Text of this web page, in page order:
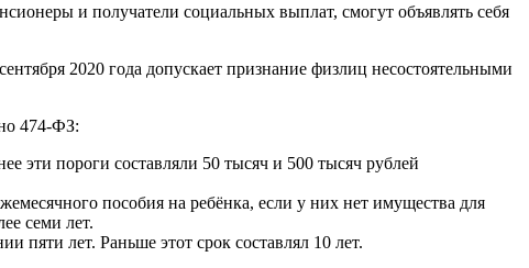
и получатели социальных выплат, смогут объявлять себя
2020 года допускает признание физлиц несостоятельными
474-ФЗ:
эти пороги составляли 50 тысяч и 500 тысяч рублей
пособия на ребёнка, если у них нет имущества для
семи лет.
пяти лет. Раньше этот срок составлял 10 лет.